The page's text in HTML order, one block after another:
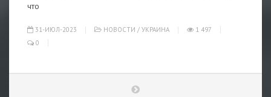
что
31-ИЮЛ-2023 НОВОСТИ / УКРАИНА
1 497
0